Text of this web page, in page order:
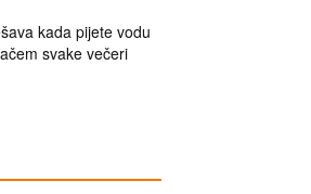
kada pijete vodu
svake večeri